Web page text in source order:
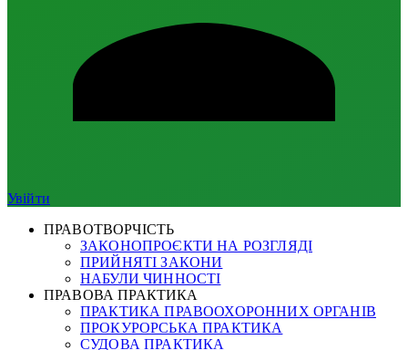
Увійти
ПРАВОТВОРЧІСТЬ
ЗАКОНОПРОЄКТИ НА РОЗГЛЯДІ
ПРИЙНЯТІ ЗАКОНИ
НАБУЛИ ЧИННОСТІ
ПРАВОВА ПРАКТИКА
ПРАКТИКА ПРАВООХОРОННИХ ОРГАНІВ
ПРОКУРОРСЬКА ПРАКТИКА
СУДОВА ПРАКТИКА